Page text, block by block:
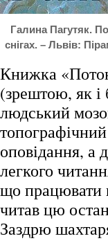
Галина Пагутяк.
снігах. – Львів:
Книжка
(зрештою, як і
людський
оповідання, а
легкого
що працювати
читав цю
Заздрю